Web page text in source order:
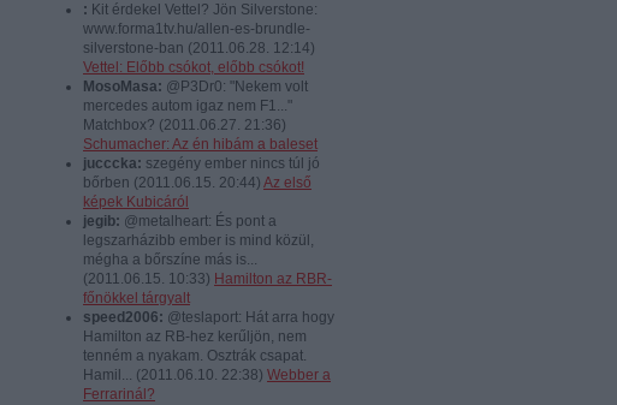
: Kit érdekel Vettel? Jön Silverstone:
www.forma1tv.hu/allen-es-brundle-
silverstone-ban (2011.06.28. 12:14)
Vettel: Előbb csókot, előbb csókot!
MosoMasa: @P3Dr0: "Nekem volt
mercedes autom igaz nem F1..."
Matchbox? (2011.06.27. 21:36)
Schumacher: Az én hibám a baleset
jucccka: szegény ember nincs túl jó
bőrben (2011.06.15. 20:44) Az első
képek Kubicáról
jegib: @metalheart: És pont a
legszarházibb ember is mind közül,
mégha a bőrszíne más is...
(2011.06.15. 10:33) Hamilton az RBR-
főnökkel tárgyalt
speed2006: @teslaport: Hát arra hogy
Hamilton az RB-hez kerűljön, nem
tenném a nyakam. Osztrák csapat.
Hamil... (2011.06.10. 22:38) Webber a
Ferrarinál?